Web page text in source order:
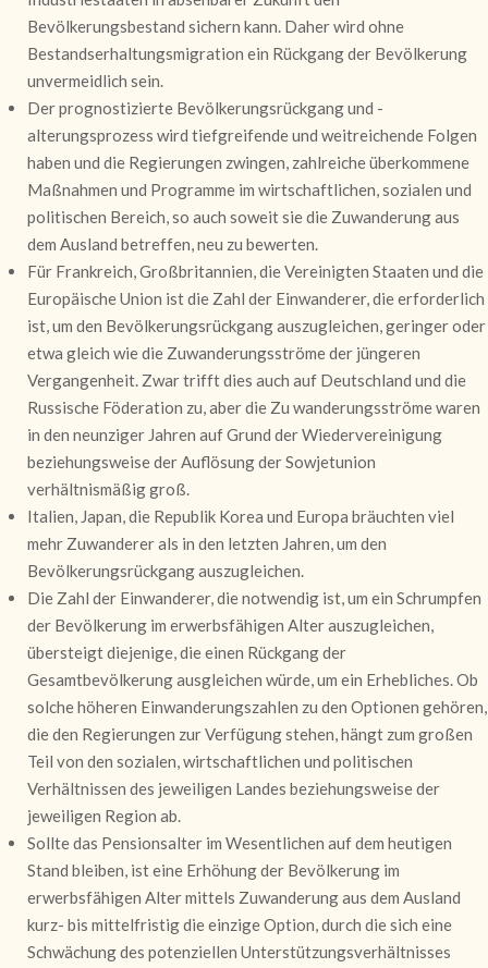
Bevölkerungsbestand sichern kann. Daher wird ohne
Bestandserhaltungsmigration ein Rückgang der Bevölkerung
unvermeidlich sein.
Der prognostizierte Bevölkerungsrückgang und -
alterungsprozess wird tiefgreifende und weitreichende Folgen
haben und die Regierungen zwingen, zahlreiche überkommene
Maßnahmen und Programme im wirtschaftlichen, sozialen und
politischen Bereich, so auch soweit sie die Zuwanderung aus
dem Ausland betreffen, neu zu bewerten.
Für Frankreich, Großbritannien, die Vereinigten Staaten und die
Europäische Union ist die Zahl der Einwanderer, die erforderlich
ist, um den Bevölkerungsrückgang auszugleichen, geringer oder
etwa gleich wie die Zuwanderungsströme der jüngeren
Vergangenheit. Zwar trifft dies auch auf Deutschland und die
Russische Föderation zu, aber die Zu wanderungsströme waren
in den neunziger Jahren auf Grund der Wiedervereinigung
beziehungsweise der Auflösung der Sowjetunion
verhältnismäßig groß.
Italien, Japan, die Republik Korea und Europa bräuchten viel
mehr Zuwanderer als in den letzten Jahren, um den
Bevölkerungsrückgang auszugleichen.
Die Zahl der Einwanderer, die notwendig ist, um ein Schrumpfen
der Bevölkerung im erwerbsfähigen Alter auszugleichen,
übersteigt diejenige, die einen Rückgang der
Gesamtbevölkerung ausgleichen würde, um ein Erhebliches. Ob
solche höheren Einwanderungszahlen zu den Optionen gehören,
die den Regierungen zur Verfügung stehen, hängt zum großen
Teil von den sozialen, wirtschaftlichen und politischen
Verhältnissen des jeweiligen Landes beziehungsweise der
jeweiligen Region ab.
Sollte das Pensionsalter im Wesentlichen auf dem heutigen
Stand bleiben, ist eine Erhöhung der Bevölkerung im
erwerbsfähigen Alter mittels Zuwanderung aus dem Ausland
kurz- bis mittelfristig die einzige Option, durch die sich eine
Schwächung des potenziellen Unterstützungsverhältnisses